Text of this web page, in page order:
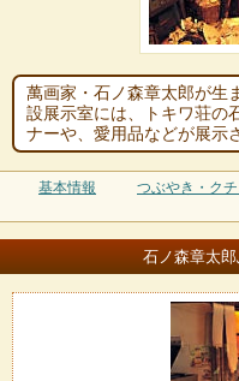
萬画家・石ノ森章太郎が生
設展示室には、トキワ荘の
ナーや、愛用品などが展示
基本情報 つぶやき・クチ
石ノ森章太